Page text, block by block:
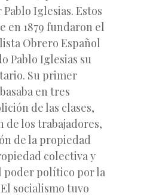
Iglesias. Estos
en 1879 fundaron el
Obrero Español
Pablo Iglesias su
Su primer
en tres
de las clases,
de los trabajadores,
de la propiedad
colectiva y
poder político por la
socialismo tuvo